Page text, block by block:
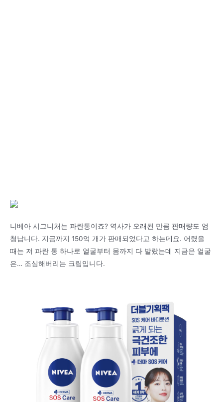
니베아 시그니처는 파란통이죠? 역사가 오래된 만큼 판매량도 엄
청납니다. 지금까지 150억 개가 판매되었다고 하는데요. 어렸을
때는 저 파란 통 하나로 얼굴부터 몸까지 다 발랐는데 지금은 얼굴
은… 조심해버리는 크림입니다.